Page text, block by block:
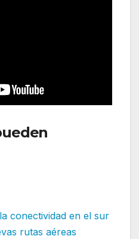
conectividad en el sur
rutas aéreas